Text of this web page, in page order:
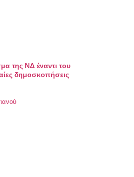
της ΝΔ έναντι του
δημοσκοπήσεις